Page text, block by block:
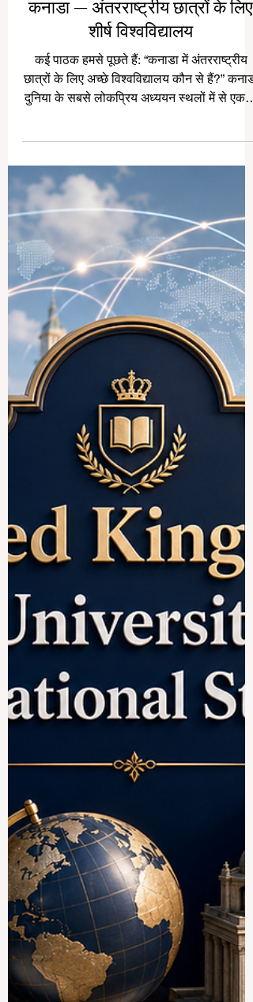
कनाडा — अंतरराष्ट्रीय छात्रों के लिए
शीर्ष विश्वविद्यालय
दुनिया के सबसे लोकप्रिय अध्ययन स्थलों में से एक है,
क्योंकि यहाँ गुणवत्तापूर्ण शिक्षा, सुरक्षित शहर,
बहुसांस्कृतिक समाज और छात्रों के लिए स्वागतपूर्ण
वातावरण मिलता है। भारतीय और हिंदी भाषी छात्रों के
लिए कनाडा एक बहुत आकर्षक विकल्प हो सकता है।
यहाँ पढ़ाई केवल डिग्री प्राप्त करने का अवसर नहीं है,
बल्कि अंग्रेज़ी या फ्रेंच भाषा सुधारने, आत्मविश्वास
बढ़ाने, अलग-अलग संस्कृतियों